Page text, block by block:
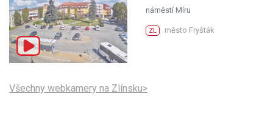
náměstí Míru
ZL město Fryšták
Všechny webkamery na Zlínsku>